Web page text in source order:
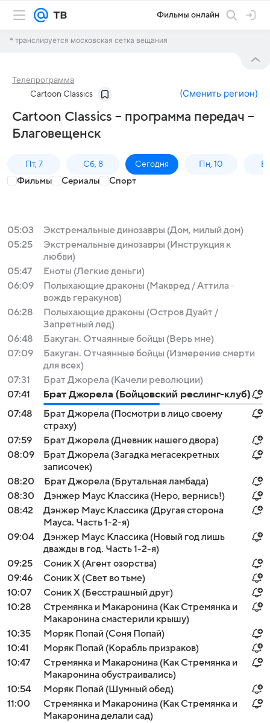
Фильмы онлайн
* транслируется московская сетка вещания
Телепрограмма
Cartoon Classics (Сменить регион)
Cartoon Classics – программа передач –
Благовещенск
Пт, 7 Сб, 8 Сегодня Пн, 10
Фильмы Сериалы Спорт
05:03
Экстремальные динозавры (Дом, милый дом)
05:25
Экстремальные динозавры (Инструкция к
любви)
05:47
Еноты (Легкие деньги)
06:09
Полыхающие драконы (Маквред / Аттила -
вождь геракунов)
06:28
Полыхающие драконы (Остров Дуайт /
Запретный лед)
06:48
Бакуган. Отчаянные бойцы (Верь мне)
07:09
Бакуган. Отчаянные бойцы (Измерение смерти
для всех)
07:31
Брат Джорела (Качели революции)
07:41
Брат Джорела (Бойцовский реслинг-клуб)
07:48
Брат Джорела (Посмотри в лицо своему
страху)
07:59
Брат Джорела (Дневник нашего двора)
08:09
Брат Джорела (Загадка мегасекретных
записочек)
08:20
Брат Джорела (Брутальная ламбада)
08:30
Дэнжер Маус Классика (Неро, вернись!)
08:42
Дэнжер Маус Классика (Другая сторона
Мауса. Часть 1-2-я)
09:04
Дэнжер Маус Классика (Новый год лишь
дважды в год. Часть 1-2-я)
09:25
Соник Х (Агент озорства)
09:46
Соник Х (Свет во тьме)
10:07
Соник Х (Бесстрашный друг)
10:28
Стремянка и Макаронина (Как Стремянка и
Макаронина смастерили крышу)
10:35
Моряк Попай (Соня Попай)
10:41
Моряк Попай (Корабль призраков)
10:47
Стремянка и Макаронина (Как Стремянка и
Макаронина обустраивались)
10:54
Моряк Попай (Шумный обед)
11:00
Стремянка и Макаронина (Как Стремянка и
Макаронина делали сад)